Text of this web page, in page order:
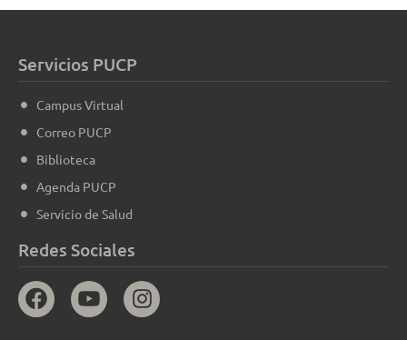
Servicios PUCP
Campus Virtual
Correo PUCP
Biblioteca
Agenda PUCP
Servicio de Salud
Redes Sociales